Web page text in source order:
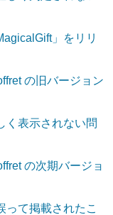
」をリリ
の旧バージョン
く表示されない問
の次期バージョ
って掲載されたこ